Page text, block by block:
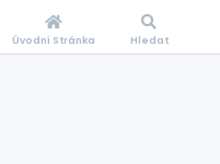
Úvodní Stránka Hledat